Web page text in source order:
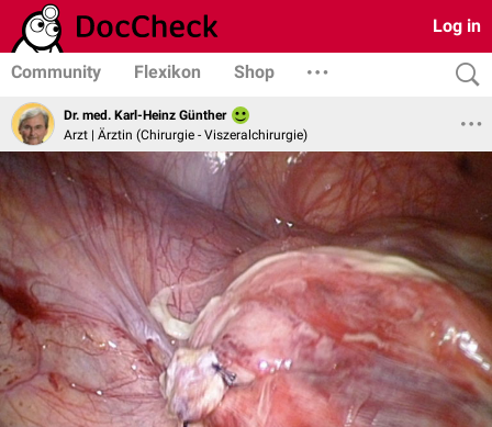
Log in
Community Flexikon Shop
Dr. med. Karl-Heinz Günther
Arzt | Ärztin (Chirurgie - Viszeralchirurgie)